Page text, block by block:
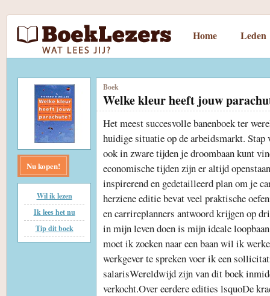
Home Leden
Nu kopen!
Wil ik lezen
Ik lees het nu
Tip dit boek
Boek
Welke kleur heeft jouw
Het meest succesvolle banenboek ter
huidige situatie op de arbeidsmarkt.
ook in zware tijden je droombaan kunt
economische tijden zijn er altijd
inspirerend en gedetailleerd plan om je
herziene editie bevat veel praktische
en carrireplanners antwoord krijgen op
in mijn leven doen is mijn ideale
moet ik zoeken naar een baan wil ik
werkgever te spreken voer ik een
salarisWereldwijd zijn van dit boek
verkocht.Over eerdere edities lsquoDe